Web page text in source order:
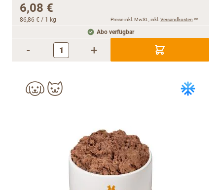
6,08 €
86,86 € / 1 kg Preise inkl. MwSt., inkl. Versandkosten **
Abo verfügbar
- +